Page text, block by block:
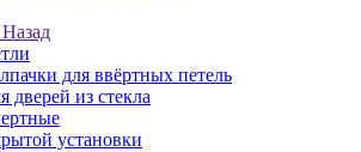
Назад
для ввёртных петель
дверей из стекла
установки